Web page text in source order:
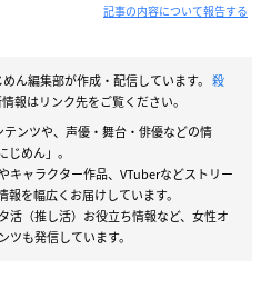
のは意
よいよ
スペンス第10巻!!
記事の内容について報告する
ん編集部が作成・配信しています。 殺
報はリンク先をご覧ください。
ンツや、声優・舞台・俳優などの情
めん」。
キャラクター作品、VTuberなどストリー
を幅広くお届けしています。
活（推し活）お役立ち情報など、女性オ
も発信しています。